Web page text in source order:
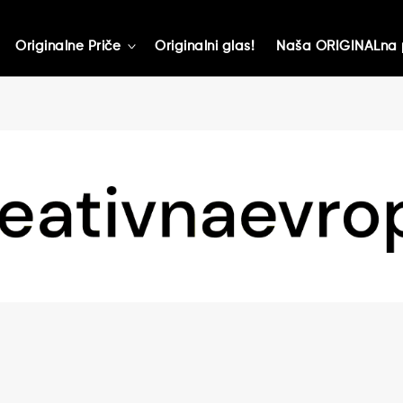
Originalne Priče toggle
Originalni glas! Naša